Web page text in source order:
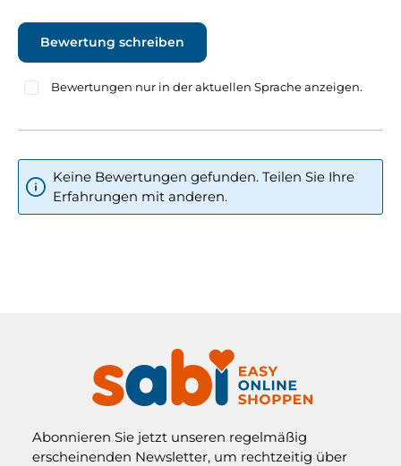
Bewertung schreiben
Bewertungen nur in der aktuellen Sprache anzeigen.
Keine Bewertungen gefunden. Teilen Sie Ihre
Erfahrungen mit anderen.
Abonnieren Sie jetzt unseren regelmäßig
erscheinenden Newsletter, um rechtzeitig über